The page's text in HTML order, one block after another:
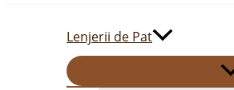
Lenjerii de Pat